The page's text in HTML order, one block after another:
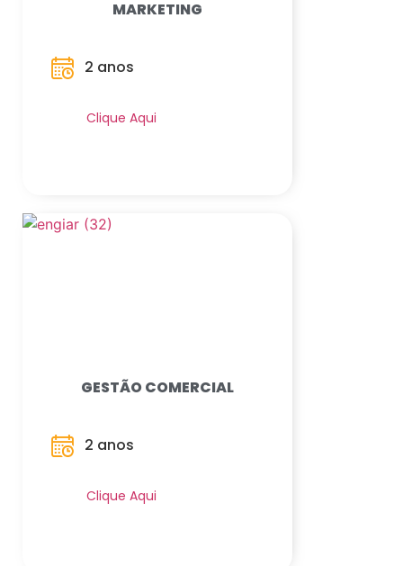
MARKETING
2 anos
Clique Aqui
GESTÃO COMERCIAL
2 anos
Clique Aqui